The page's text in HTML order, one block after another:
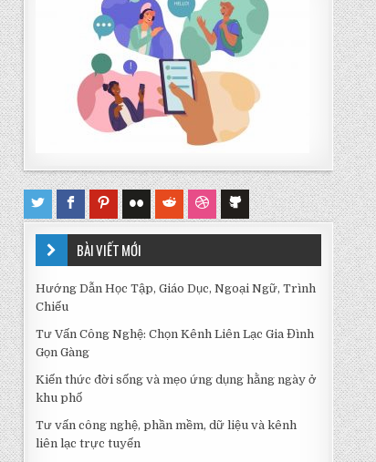
BÀI VIẾT MỚI
Hướng Dẫn Học Tập, Giáo Dục, Ngoại Ngữ, Trình
Chiếu
Tư Vấn Công Nghệ: Chọn Kênh Liên Lạc Gia Đình
Gọn Gàng
Kiến thức đời sống và mẹo ứng dụng hằng ngày ở
khu phố
Tư vấn công nghệ, phần mềm, dữ liệu và kênh
liên lạc trực tuyến